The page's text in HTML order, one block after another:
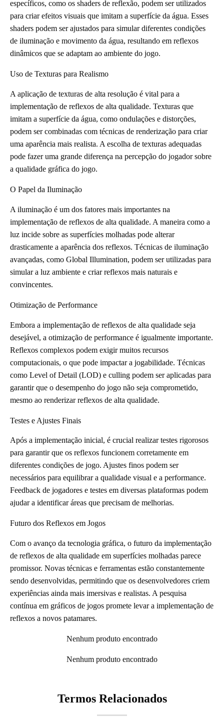
específicos, como os shaders de reflexão, podem ser utilizados
para criar efeitos visuais que imitam a superfície da água. Esses
shaders podem ser ajustados para simular diferentes condições
de iluminação e movimento da água, resultando em reflexos
dinâmicos que se adaptam ao ambiente do jogo.
Uso de Texturas para Realismo
A aplicação de texturas de alta resolução é vital para a
implementação de reflexos de alta qualidade. Texturas que
imitam a superfície da água, como ondulações e distorções,
podem ser combinadas com técnicas de renderização para criar
uma aparência mais realista. A escolha de texturas adequadas
pode fazer uma grande diferença na percepção do jogador sobre
a qualidade gráfica do jogo.
O Papel da Iluminação
A iluminação é um dos fatores mais importantes na
implementação de reflexos de alta qualidade. A maneira como a
luz incide sobre as superfícies molhadas pode alterar
drasticamente a aparência dos reflexos. Técnicas de iluminação
avançadas, como Global Illumination, podem ser utilizadas para
simular a luz ambiente e criar reflexos mais naturais e
convincentes.
Otimização de Performance
Embora a implementação de reflexos de alta qualidade seja
desejável, a otimização de performance é igualmente importante.
Reflexos complexos podem exigir muitos recursos
computacionais, o que pode impactar a jogabilidade. Técnicas
como Level of Detail (LOD) e culling podem ser aplicadas para
garantir que o desempenho do jogo não seja comprometido,
mesmo ao renderizar reflexos de alta qualidade.
Testes e Ajustes Finais
Após a implementação inicial, é crucial realizar testes rigorosos
para garantir que os reflexos funcionem corretamente em
diferentes condições de jogo. Ajustes finos podem ser
necessários para equilibrar a qualidade visual e a performance.
Feedback de jogadores e testes em diversas plataformas podem
ajudar a identificar áreas que precisam de melhorias.
Futuro dos Reflexos em Jogos
Com o avanço da tecnologia gráfica, o futuro da implementação
de reflexos de alta qualidade em superfícies molhadas parece
promissor. Novas técnicas e ferramentas estão constantemente
sendo desenvolvidas, permitindo que os desenvolvedores criem
experiências ainda mais imersivas e realistas. A pesquisa
contínua em gráficos de jogos promete levar a implementação de
reflexos a novos patamares.
Nenhum produto encontrado
Nenhum produto encontrado
Termos Relacionados